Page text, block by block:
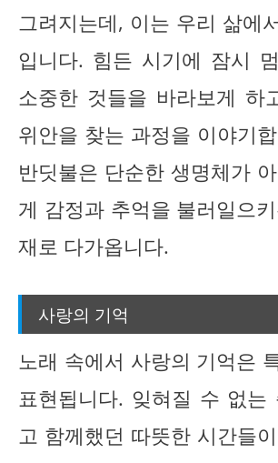
그려지는데, 이는 우리 삶에
입니다. 힘든 시기에 잠시
소중한 것들을 바라보게 하
위안을 찾는 과정을 이야기
반딧불은 단순한 생명체가
게 감정과 추억을 불러일으
재로 다가옵니다.
사랑의 기억
노래 속에서 사랑의 기억은
표현됩니다. 잊혀질 수 없는
고 함께했던 따뜻한 시간들